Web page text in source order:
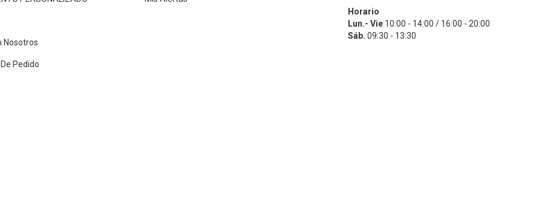
Nosotros
Pedido
Horario
Lun.- Vie .10:00 - 14:00 / 16:00 - 20:00
Sáb. 09:30 - 13:30